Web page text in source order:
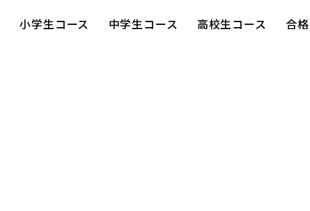
小学生コース 中学生コース 高校生コース 合